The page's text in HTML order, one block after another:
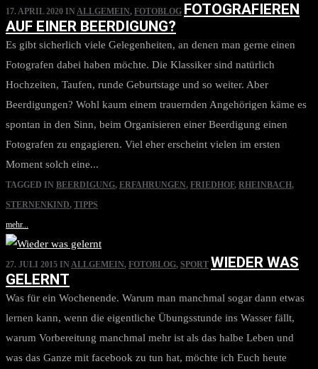
17. APRIL 2020 IN ALLGEMEIN, FOTOBLOG FOTOGRAFIEREN
AUF EINER BEERDIGUNG?
Es gibt sicherlich viele Gelegenheiten, an denen man gerne einen
Fotografen dabei haben möchte. Die Klassiker sind natürlich
Hochzeiten, Taufen, runde Geburtstage und so weiter. Aber
Beerdigungen? Wohl kaum einem trauernden Angehörigen käme es
spontan in den Sinn, beim Organisieren einer Beerdigung einen
Fotografen zu engagieren. Viel eher erscheint vielen im ersten
Moment solch eine...
TAGGED IN BEERDIGUNG, ERFAHRUNGEN, FRIEDHOF, RHEINBACH,
STERNENKIND, TIPPS
mehr...
27. JULI 2015 IN ALLGEMEIN, FOTOBLOG, SPORT WIEDER WAS
GELERNT
Was für ein Wochenende. Warum man manchmal sogar dann etwas
lernen kann, wenn die eigentliche Übungsstunde ins Wasser fällt,
warum Vorbereitung manchmal mehr ist als das halbe Leben und
was das Ganze mit facebook zu tun hat, möchte ich Euch heute